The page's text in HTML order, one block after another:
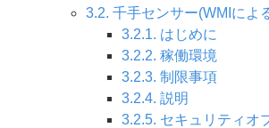
3.2. 千手センサー(WMIによ
3.2.1. はじめに
3.2.2. 稼働環境
3.2.3. 制限事項
3.2.4. 説明
3.2.5. セキュリティオ